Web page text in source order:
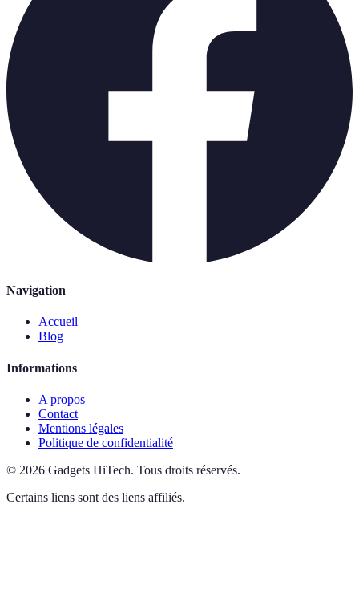
Navigation
Accueil
Blog
Informations
A propos
Contact
Mentions légales
Politique de confidentialité
© 2026 Gadgets HiTech. Tous droits réservés.
Certains liens sont des liens affiliés.